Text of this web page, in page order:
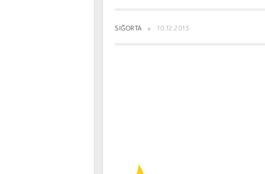
SIĞORTA 10.12.2013